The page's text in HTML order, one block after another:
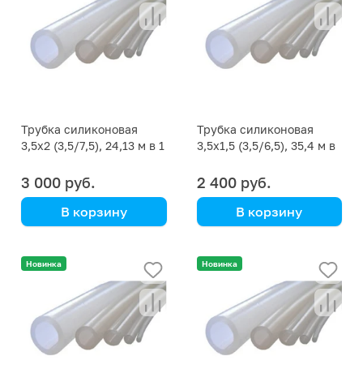
Трубка силиконовая
3,5х2 (3,5/7,5), 24,13 м в 1
3 000 руб.
В корзину
Трубка силиконовая
3,5х1,5 (3,5/6,5), 35,4 м в
2 400 руб.
В корзину
Новинка Новинка